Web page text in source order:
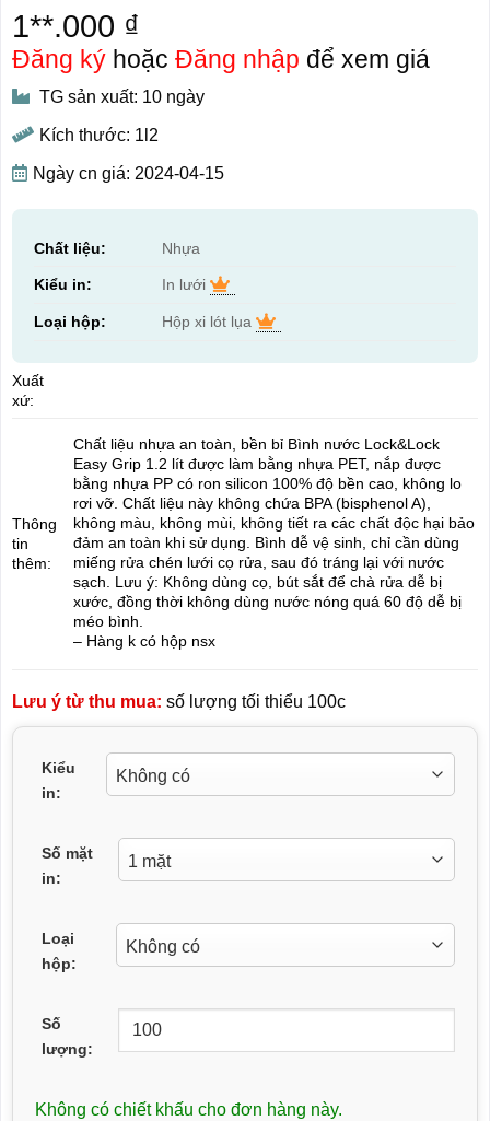
1**.000 ₫
Đăng kýhoặc Đăng nhập để xem giá
TG sản xuất: 10 ngày
Kích thước: 1l2
Ngày cn giá: 2024-04-15
Chất liệu: Nhựa
Kiểu in: In lưới
Loại hộp: Hộp xi lót lụa
Xuất
xứ:
Thông
tin
thêm:
Chất liệu nhựa an toàn, bền bỉ Bình nước Lock&Lock
Easy Grip 1.2 lít được làm bằng nhựa PET, nắp được
bằng nhựa PP có ron silicon 100% độ bền cao, không lo
rơi vỡ. Chất liệu này không chứa BPA (bisphenol A),
không màu, không mùi, không tiết ra các chất độc hại bảo
đảm an toàn khi sử dụng. Bình dễ vệ sinh, chỉ cần dùng
miếng rửa chén lưới cọ rửa, sau đó tráng lại với nước
sạch. Lưu ý: Không dùng cọ, bút sắt để chà rửa dễ bị
xước, đồng thời không dùng nước nóng quá 60 độ dễ bị
méo bình.
– Hàng k có hộp nsx
Lưu ý từ thu mua: số lượng tối thiểu 100c
Kiểu
in:
Số mặt
in:
Loại
hộp:
Số
lượng:
Không có chiết khấu cho đơn hàng này.